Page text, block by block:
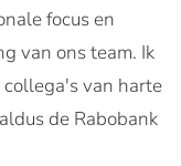
focus en
van ons team. Ik
van harte
de Rabobank